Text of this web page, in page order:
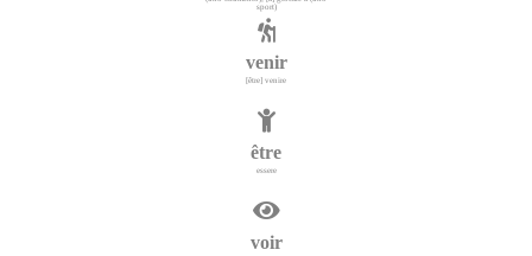
sport)
venir
[être] venire
être
essere
voir